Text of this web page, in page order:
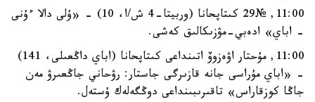
11:00, №29 كىتاپحانا (وربيتا-4 ش/ا، 10) - «ۇلى دالا ءۇنى
- اباي» ادەبي-مۋزىكالىق كەشى.
11:00, مۇحتار اۋەزوۆ اتىنداعى كىتاپحانا (اباي داڭعىلى، 141)
- «اباي مۇراسى جانە قازىرگى جاستار: رۋحاني جاڭعىرۋ مەن
جاڭا كوزقاراس» تاقىرىبىنداعى دوڭگەلەك ۇستەل.